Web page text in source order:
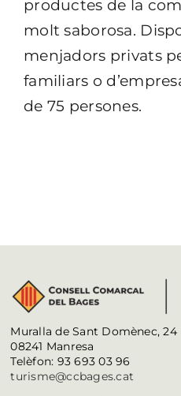
productes de la
molt saborosa.
menjadors privats
familiars o
de 75 persones.
Muralla de Sant Domènec, 24
08241 Manresa
Telèfon: 93 693 03 96
turisme@ccbages.cat